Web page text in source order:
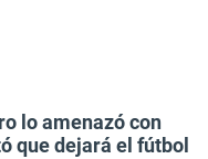
lo amenazó con
que dejará el fútbol